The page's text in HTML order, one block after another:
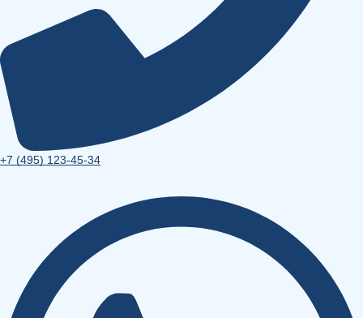
+7 (495) 123-45-34